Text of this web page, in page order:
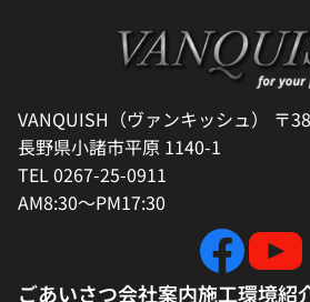
VANQUISH（ヴァンキッシュ） 〒
長野県小諸市平原 1140-1
TEL 0267-25-0911
AM8:30～PM17:30
ごあいさつ会社案内施工環境紹